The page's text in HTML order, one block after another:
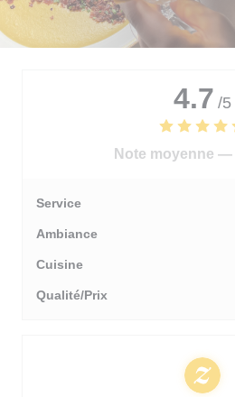
4.7 /5
Note moyenne —
Service
Ambiance
Cuisine
Qualité/Prix